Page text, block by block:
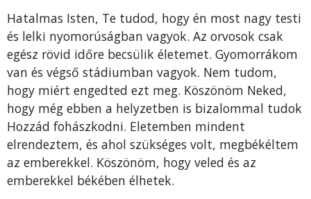
Hatalmas Isten, Te tudod, hogy én most nagy testi
és lel­ki nyomorúságban vagyok. Az orvosok csak
egész rövid idő­re becsülik életemet. Gyomorrákom
van és végső stádium­ban vagyok. Nem tudom,
hogy miért engedted ezt meg. Kö­szönöm Neked,
hogy még ebben a helyzetben is bizalommal tudok
Hozzád fohászkodni. Eletemben mindent
elrendeztem, és ahol szükséges volt, megbékéltem
az emberekkel. Köszö­nöm, hogy veled és az
emberekkel békében élhetek.